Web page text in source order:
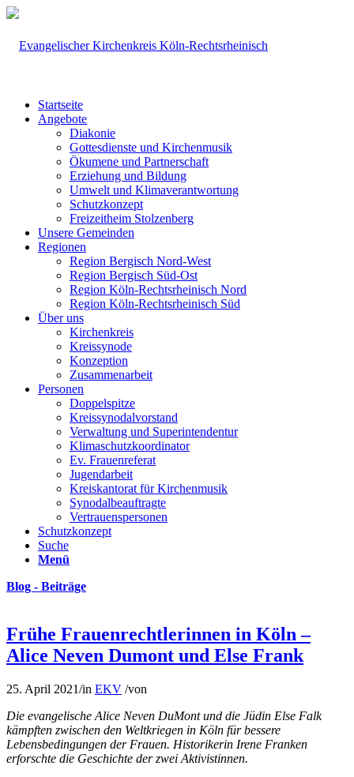
Startseite
Angebote
Diakonie
Gottesdienste und Kirchenmusik
Ökumene und Partnerschaft
Erziehung und Bildung
Umwelt und Klimaverantwortung
Schutzkonzept
Freizeitheim Stolzenberg
Unsere Gemeinden
Regionen
Region Bergisch Nord-West
Region Bergisch Süd-Ost
Region Köln-Rechtsrheinisch Nord
Region Köln-Rechtsrheinisch Süd
Über uns
Kirchenkreis
Kreissynode
Konzeption
Zusammenarbeit
Personen
Doppelspitze
Kreissynodalvorstand
Verwaltung und Superintendentur
Klimaschutzkoordinator
Ev. Frauenreferat
Jugendarbeit
Kreiskantorat für Kirchenmusik
Synodalbeauftragte
Vertrauenspersonen
Schutzkonzept
Suche
Menü
Blog - Beiträge
Frühe Frauenrechtlerinnen in Köln –
Alice Neven Dumont und Else Frank
25. April 2021/in EKV /von
Die evangelische Alice Neven DuMont und die Jüdin Else Falk
kämpften zwischen den Weltkriegen in Köln für bessere
Lebensbedingungen der Frauen. Historikerin Irene Franken
erforschte die Geschichte der zwei Aktivistinnen.